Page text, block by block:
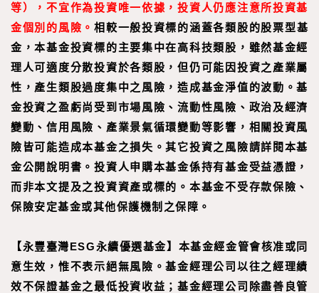
等），不宜作為投資唯一依據，投資人仍應注意所投資基
金個別的風險。相較一般投資標的涵蓋各類股的股票型基
金，本基金投資標的主要集中在高科技類股，雖然基金經
理人可適度分散投資於各類股，但仍可能因投資之產業屬
性，產生類股過度集中之風險，造成基金淨值的波動。基
金投資之盈虧尚受到市場風險、流動性風險、政治及經濟
變動、信用風險、產業景氣循環變動等影響，相關投資風
險皆可能造成本基金之損失。其它投資之風險請詳閱本基
金公開說明書。投資人申購本基金係持有基金受益憑證，
而非本文提及之投資資產或標的。本基金不受存款保險、
保險安定基金或其他保護機制之保障。
【永豐臺灣ESG永續優選基金】本基金經金管會核准或同
意生效，惟不表示絕無風險。基金經理公司以往之經理績
效不保證基金之最低投資收益；基金經理公司除盡善良管